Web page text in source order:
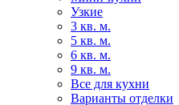
Узкие
3 кв. м.
5 кв. м.
6 кв. м.
9 кв. м.
Все для кухни
Варианты отделки